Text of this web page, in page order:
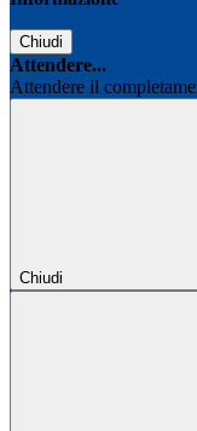
Chiudi
Attendere...
Attendere il
Chiudi